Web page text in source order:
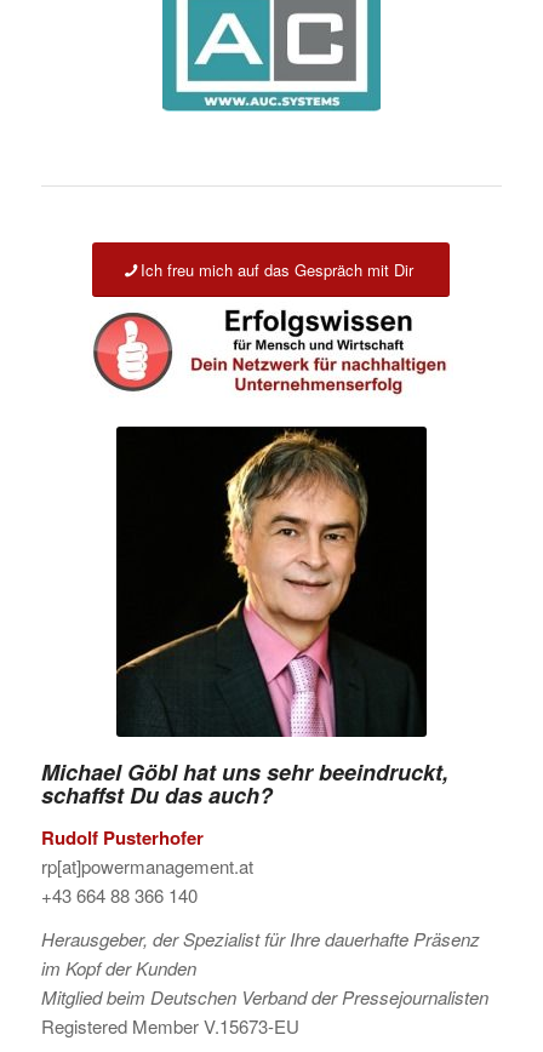
Ich freu mich auf das Gespräch mit Dir
Michael Göbl hat uns sehr beeindruckt,
schaffst Du das auch?
Rudolf Pusterhofer
rp[at]powermanagement.at
+43 664 88 366 140
Herausgeber, der Spezialist für Ihre dauerhafte Präsenz
im Kopf der Kunden
Mitglied beim Deutschen Verband der Pressejournalisten
Registered Member V.15673-EU